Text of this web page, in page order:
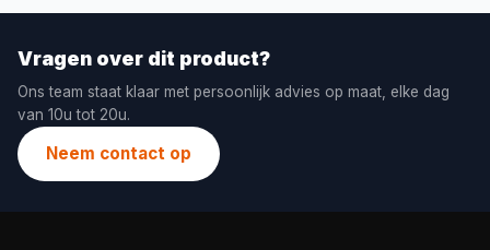
Vragen over dit product?
Ons team staat klaar met persoonlijk advies op maat, elke dag
van 10u tot 20u.
Neem contact op